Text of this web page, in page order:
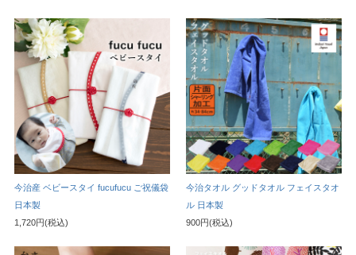
今治産 ベビースタイ fucufucu ご祝儀袋
日本製
1,720円(税込)
今治タオル グッドタオル フェイスタオ
ル 日本製
900円(税込)